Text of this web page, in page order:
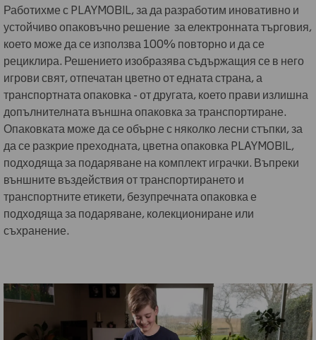
Работихме с PLAYMOBIL, за да разработим иновативно и
устойчиво опаковъчно решение за електронната търговия,
което може да се използва 100% повторно и да се
рециклира. Решението изобразява съдържащия се в него
игрови свят, отпечатан цветно от едната страна, а
транспортната опаковка - от другата, което прави излишна
допълнителната външна опаковка за транспортиране.
Опаковката може да се обърне с няколко лесни стъпки, за
да се разкрие преходната, цветна опаковка PLAYMOBIL,
подходяща за подаряване на комплект играчки. Въпреки
външните въздействия от транспортирането и
транспортните етикети, безупречната опаковка е
подходяща за подаряване, колекциониране или
съхранение.